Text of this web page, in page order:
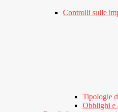
Controlli sulle
Tipologie
Obblighi e